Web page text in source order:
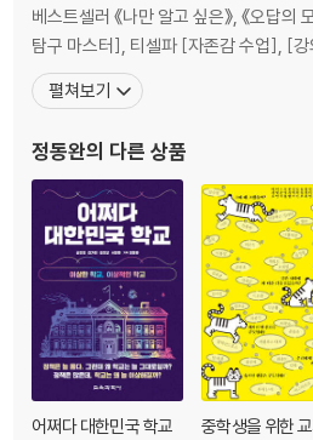
다. 내 아이 진로 검사
Chapter Ⅲ 1학년 진로 설계 준비
가. 첫 학평 성적표의 의미
나. 진로 강점을 보여주는 교과 선택
다. 대입제도를 알아야 3년 헛고생 안한다.
2. 2학년 진로진학 설계
가. 내신 성적표의 거부할 수 없는 진실
나. 내 아이 진로 탐색 구체화
다. 상위 1%의 꼼꼼한 공부법 익히기
Chapter Ⅳ 진로 진학 전진
베스트셀러 《나만 알고 싶은》, 《오답의 모든 것》 시리즈 등의 책 124권 기획 · ‘AI 진로
펼쳐보기
정동완의 다른 상품
어쩌다 대한민국 학교
중학생을 위한